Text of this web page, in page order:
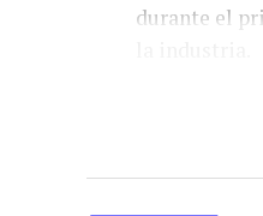
durante el
El informe
concentra
modalidad